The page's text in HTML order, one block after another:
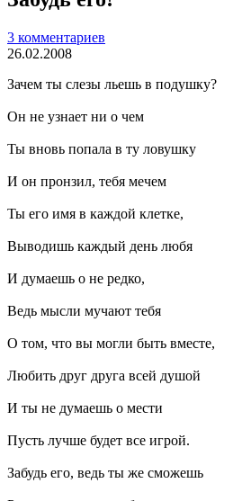
3 комментариев
26.02.2008
Зачем ты слезы льешь в подушку?
Он не узнает ни о чем
Ты вновь попала в ту ловушку
И он пронзил, тебя мечем
Ты его имя в каждой клетке,
Выводишь каждый день любя
И думаешь о не редко,
Ведь мысли мучают тебя
О том, что вы могли быть вместе,
Любить друг друга всей душой
И ты не думаешь о мести
Пусть лучше будет все игрой.
Забудь его, ведь ты же сможешь